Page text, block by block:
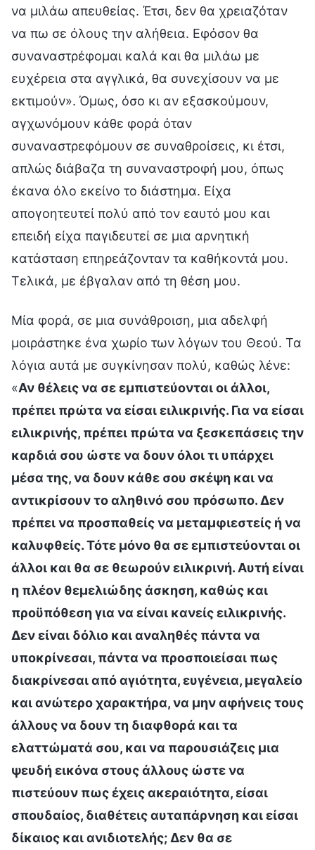
να μιλάω απευθείας. Έτσι, δεν θα χρειαζόταν
να πω σε όλους την αλήθεια. Εφόσον θα
συναναστρέφομαι καλά και θα μιλάω με
ευχέρεια στα αγγλικά, θα συνεχίσουν να με
εκτιμούν». Όμως, όσο κι αν εξασκούμουν,
αγχωνόμουν κάθε φορά όταν
συναναστρεφόμουν σε συναθροίσεις, κι έτσι,
απλώς διάβαζα τη συναναστροφή μου, όπως
έκανα όλο εκείνο το διάστημα. Είχα
απογοητευτεί πολύ από τον εαυτό μου και
επειδή είχα παγιδευτεί σε μια αρνητική
κατάσταση επηρεάζονταν τα καθήκοντά μου.
Τελικά, με έβγαλαν από τη θέση μου.
Μία φορά, σε μια συνάθροιση, μια αδελφή
μοιράστηκε ένα χωρίο των λόγων του Θεού. Τα
λόγια αυτά με συγκίνησαν πολύ, καθώς λένε:
«Αν θέλεις να σε εμπιστεύονται οι άλλοι,
πρέπει πρώτα να είσαι ειλικρινής. Για να είσαι
ειλικρινής, πρέπει πρώτα να ξεσκεπάσεις την
καρδιά σου ώστε να δουν όλοι τι υπάρχει
μέσα της, να δουν κάθε σου σκέψη και να
αντικρίσουν το αληθινό σου πρόσωπο. Δεν
πρέπει να προσπαθείς να μεταμφιεστείς ή να
καλυφθείς. Τότε μόνο θα σε εμπιστεύονται οι
άλλοι και θα σε θεωρούν ειλικρινή. Αυτή είναι
η πλέον θεμελιώδης άσκηση, καθώς και
προϋπόθεση για να είναι κανείς ειλικρινής.
Δεν είναι δόλιο και αναληθές πάντα να
υποκρίνεσαι, πάντα να προσποιείσαι πως
διακρίνεσαι από αγιότητα, ευγένεια, μεγαλείο
και ανώτερο χαρακτήρα, να μην αφήνεις τους
άλλους να δουν τη διαφθορά και τα
ελαττώματά σου, και να παρουσιάζεις μια
ψευδή εικόνα στους άλλους ώστε να
πιστεύουν πως έχεις ακεραιότητα, είσαι
σπουδαίος, διαθέτεις αυταπάρνηση και είσαι
δίκαιος και ανιδιοτελής; Δεν θα σε